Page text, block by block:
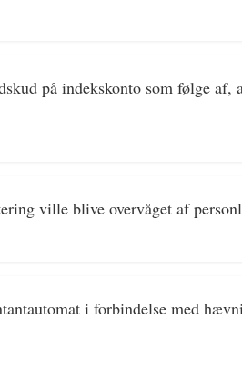
på indekskonto som følge af,
ville blive overvåget af
i forbindelse med